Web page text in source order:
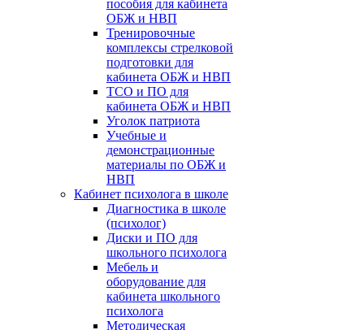
пособия для кабинета
ОБЖ и НВП
Тренировочные
комплексы стрелковой
подготовки для
кабинета ОБЖ и НВП
ТСО и ПО для
кабинета ОБЖ и НВП
Уголок патриота
Учебные и
демонстрационные
материалы по ОБЖ и
НВП
Кабинет психолога в школе
Диагностика в школе
(психолог)
Диски и ПО для
школьного психолога
Мебель и
оборудование для
кабинета школьного
психолога
Методическая